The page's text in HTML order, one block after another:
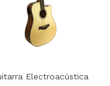
Electroacústica